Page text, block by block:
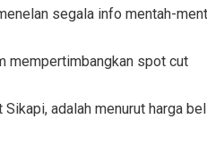
segala info mentah-
mempertimbangkan spot cut
adalah menurut harga